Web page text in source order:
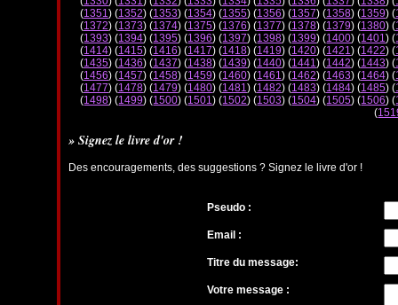
(1351) (1352) (1353) (1354) (1355) (1356) (1357) (1358) (1359) (
(1372) (1373) (1374) (1375) (1376) (1377) (1378) (1379) (1380) (
(1393) (1394) (1395) (1396) (1397) (1398) (1399) (1400) (1401) (
(1414) (1415) (1416) (1417) (1418) (1419) (1420) (1421) (1422) (
(1435) (1436) (1437) (1438) (1439) (1440) (1441) (1442) (1443) (
(1456) (1457) (1458) (1459) (1460) (1461) (1462) (1463) (1464) (
(1477) (1478) (1479) (1480) (1481) (1482) (1483) (1484) (1485) (
(1498) (1499) (1500) (1501) (1502) (1503) (1504) (1505) (1506) (
(
» Signez le livre d'or !
Des encouragements, des suggestions ? Signez le livre d'or !
Pseudo :
Email :
Titre du message:
Votre message :